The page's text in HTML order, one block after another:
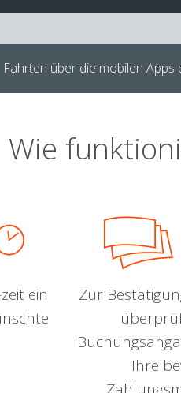
Fahrten über die mobilen Apps
Wie
ein
Zur
Ihre